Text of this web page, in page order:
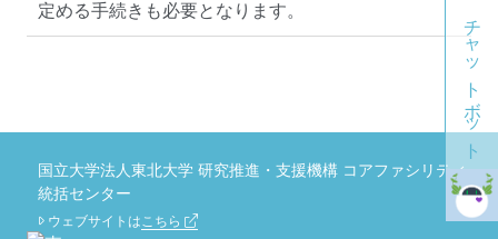
定める手続きも必要となります。
チャットボット
国立大学法人東北大学 研究推進・支援機構 コアファシリティ
統括センター
ウェブサイトはこちら